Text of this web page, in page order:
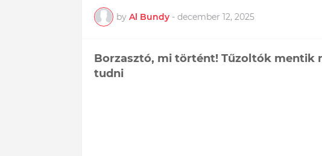
by Al Bundy - december 12, 2025
Borzasztó, mi történt! Tűzoltók mentik
tudni